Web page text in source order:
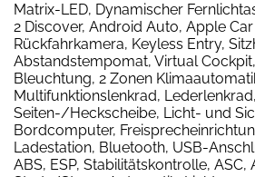
Matrix-LED, Dynamischer
2 Discover, Android Auto, Apple Car
Rückfahrkamera, Keyless Entry,
Abstandstempomat, Virtual
Bleuchtung, 2 Zonen
Multifunktionslenkrad,
Seiten-/Heckscheibe, Licht- und
Bordcomputer,
Ladestation, Bluetooth, USB-
ABS, ESP, Stabilitätskontrolle, ASC,